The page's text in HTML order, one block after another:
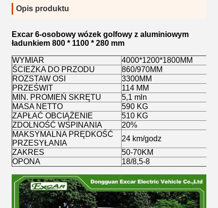
Opis produktu
Excar 6-osobowy wózek golfowy z aluminiowym
ładunkiem 800 * 1100 * 280 mm
WYMIAR
4000*1200*1800MM
ŚCIEŻKA DO PRZODU
860/970MM
ROZSTAW OSI
3300MM
PRZEŚWIT
114 MM
MIN. PROMIEŃ SKRĘTU
5,1 mln
MASA NETTO
590 KG
ZAPŁAĆ OBCIĄŻENIE
510 KG
ZDOLNOŚĆ WSPINANIA
20%
MAKSYMALNA PRĘDKOŚĆ
PRZESYŁANIA
24 km/godz
ZAKRES
50-70KM
OPONA
18/8,5-8